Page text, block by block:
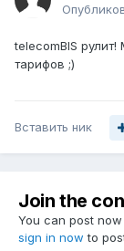
telecomBIS
тарифов ;)
Вставить ник
Join the
You can post
sign in now to